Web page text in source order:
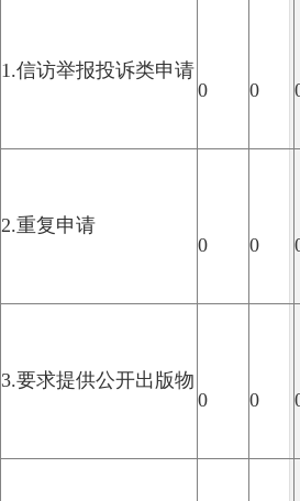
1.信访举报投诉类申请
0
0
2.重复申请
0
0
3.要求提供公开出版物
0
0